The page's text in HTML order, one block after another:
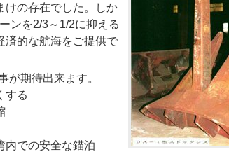
けの存在でした。しか
ンを2/3～1/2に抑える
済的な航海をご提供で
が期待出来ます。
する
内での安全な錨泊